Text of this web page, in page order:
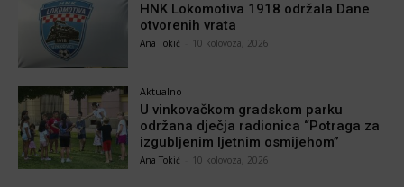
HNK Lokomotiva 1918 održala Dane
otvorenih vrata
Ana Tokić 10 kolovoza, 2026
Aktualno
U vinkovačkom gradskom parku
održana dječja radionica “Potraga za
izgubljenim ljetnim osmijehom”
Ana Tokić 10 kolovoza, 2026